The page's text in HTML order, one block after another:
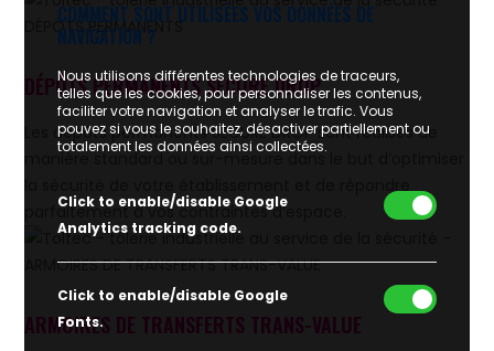
DÉPÔTS PERMANENTS SECURE DROP
Les dépôts permanents SECURE DROP sont réalisés de
la sécurité de votre établissement et de répondre
parfaitement à vos contraintes d’espace.
ARMOIRES DE TRANSFERTS TRANS-VALUE
COMMENT SONT UTILISÉES VOS DONNÉES DE
NAVIGATION ?
Nous utilisons différentes technologies de traceurs,
telles que les cookies, pour personnaliser les contenus,
faciliter votre navigation et analyser le trafic. Vous
pouvez si vous le souhaitez, désactiver partiellement ou
totalement les données ainsi collectées.
Click to enable/disable Google
Analytics tracking code.
Click to enable/disable Google
Fonts.